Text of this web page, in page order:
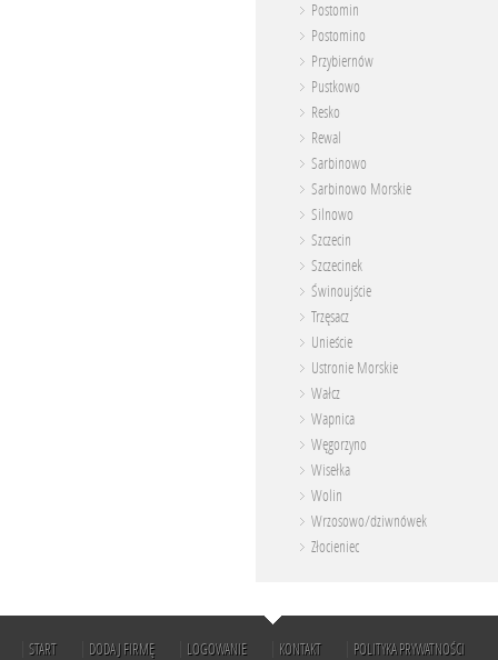
Postomin
Postomino
Przybiernów
Pustkowo
Resko
Rewal
Sarbinowo
Sarbinowo Morskie
Silnowo
Szczecin
Szczecinek
Świnoujście
Trzęsacz
Unieście
Ustronie Morskie
Wałcz
Wapnica
Węgorzyno
Wisełka
Wolin
Wrzosowo/dziwnówek
Złocieniec
START DODAJ FIRMĘ LOGOWANIE KONTAKT
POLITYKA PRYWATNOŚCI